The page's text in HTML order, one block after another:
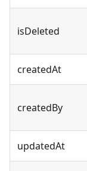
isDeleted
createdAt
createdBy
updatedAt